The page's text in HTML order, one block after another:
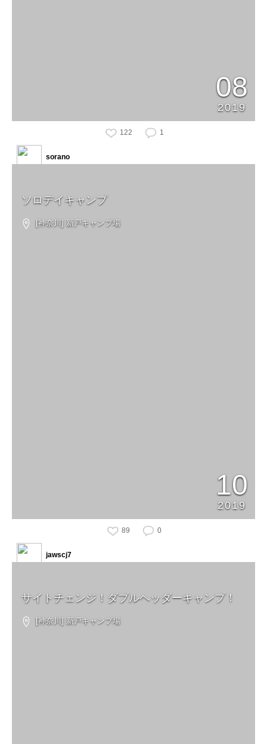
08
2019
122 1
ソロデイキャンプ
[神奈川] 新戸キャンプ場
10
2019
sorano
89 0
サイトチェンジ！ダブルヘッダーキャンプ！
[神奈川] 新戸キャンプ場
jawscj7